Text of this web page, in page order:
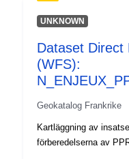
Typ:
UNKNOWN
Dataset Direct
(WFS):
Geokatalog Frankrike
Kartläggning av
förberedelserna av